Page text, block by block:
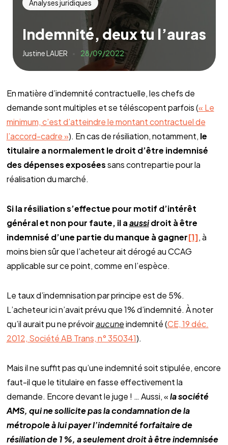
Analyses juridiques
Indemnité, deux tu l’auras
Justine LAUER 28/09/2022
En matière d’indemnité contractuelle, les chefs de
demande sont multiples et se téléscopent parfois (« Le
minimum, c’est d’atteindre le montant contractuel de
l’accord-cadre »). En cas de résiliation, notamment, le
titulaire a normalement le droit d’être indemnisé
des dépenses exposéessans contrepartie pour la
réalisation du marché.
Si la résiliation s’effectue pour motif d’intérêt
général et non pour faute, il aaussidroit à être
indemnisé d’une partie du manque à gagner[1], à
moins bien sûr que l’acheteur ait dérogé au CCAG
applicable sur ce point, comme en l’espèce.
Le taux d’indemnisation par principe est de 5%.
L’acheteur ici n’avait prévu que 1% d’indemnité. À noter
qu’il aurait pu ne prévoiraucuneindemnité (CE, 19 déc.
2012, Société AB Trans, n° 350341).
Mais il ne suffit pas qu’une indemnité soit stipulée, encore
faut-il que le titulaire en fasse effectivement la
demande. Encore devant le juge ! … Aussi, «la société
AMS, qui ne sollicite pas la condamnation de la
métropole à lui payer l’indemnité forfaitaire de
résiliation de 1 %, a seulement droit à être indemnisée